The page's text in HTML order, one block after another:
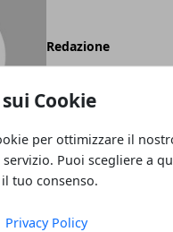
Cookie
per ottimizzare il
Puoi scegliere a
tuo consenso.
Privacy Policy
Redazione